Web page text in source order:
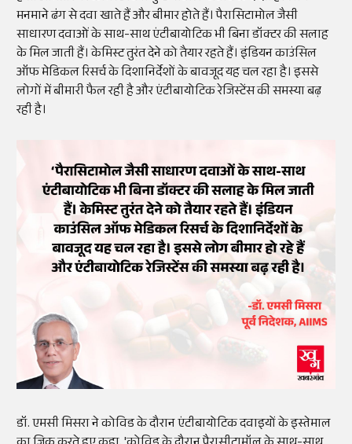
मनमाने ढंग से दवा खाते हैं और बीमार होते हैं। पैरासिटामोल जैसी
साधारण दवाओं के साथ-साथ एंटीबायोटिक भी बिना डॉक्टर की सलाह
के मिल जाती हैं। केमिस्ट तुरंत देने को तैयार रहते हैं। इंडियन काउंसिल
ऑफ मेडिकल रिसर्च के दिशानिर्देशों के बावजूद यह चल रहा है। इससे
लोगों में बीमारी फैल रही है और एंटीबायोटिक रेजिस्टेंस की समस्या बढ़
रही है।
डॉ. एमसी मिसरा ने कोविड के दौरान एंटीबायोटिक दवाइयों के इस्तेमाल